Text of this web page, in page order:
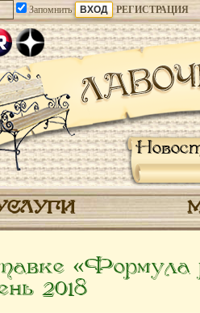
Запомнить РЕГИСТРАЦИЯ
«Формула
2018